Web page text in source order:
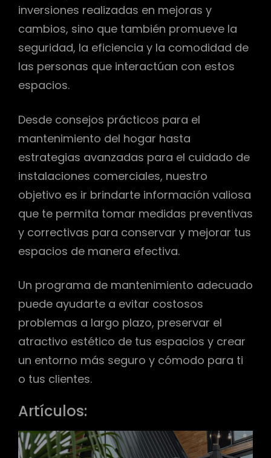
inversiones realizadas en mejoras y
cambios, sino que también promueve la
seguridad, la eficiencia y la comodidad de
las personas que interactúan con estos
espacios.
Desde consejos prácticos para el
mantenimiento del hogar hasta
estrategias avanzadas para el cuidado de
instalaciones comerciales, nuestro
objetivo es ir brindarte información valiosa
que te permita tomar medidas preventivas
y correctivas para conservar y mejorar tus
espacios de manera efectiva.
Un programa de mantenimiento adecuado
puede ayudarte a evitar costosos
problemas a largo plazo, preservar el
atractivo estético de tus espacios y crear
un entorno más seguro y cómodo para ti
o tus clientes.
Artículos: